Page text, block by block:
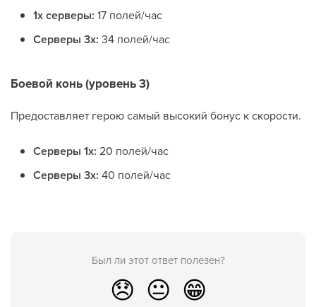
1x серверы: 17 полей/час
Серверы 3x: 34 полей/час
Боевой конь (уровень 3)
Предоставляет герою самый высокий бонус к скорости.
Серверы 1x: 20 полей/час
Серверы 3x: 40 полей/час
Был ли этот ответ полезен?
😞 😐 😁